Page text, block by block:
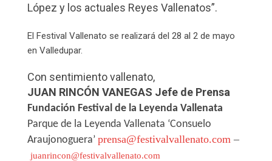
López y los actuales Reyes Vallenatos”.
El Festival Vallenato se realizará del 28 al 2 de mayo
en Valledupar.
Con sentimiento vallenato,
JUAN RINCÓN VANEGAS Jefe de Prensa
Fundación Festival de la Leyenda Vallenata
Parque de la Leyenda Vallenata ‘Consuelo
Araujonoguera’ prensa@festivalvallenato.com –
juanrincon@festivalvallenato.com